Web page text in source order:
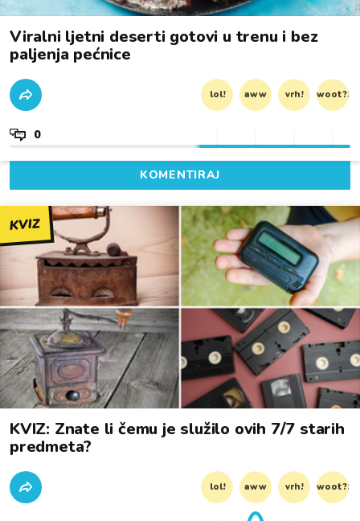
Viralni ljetni deserti gotovi u trenu i bez
paljenja pećnice
lol! aww vrh! woot?!
0
KOMENTIRAJ
KVIZ
KVIZ: Znate li čemu je služilo ovih 7/7 starih
predmeta?
lol! aww vrh! woot?!